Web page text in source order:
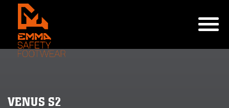
VENUS S2